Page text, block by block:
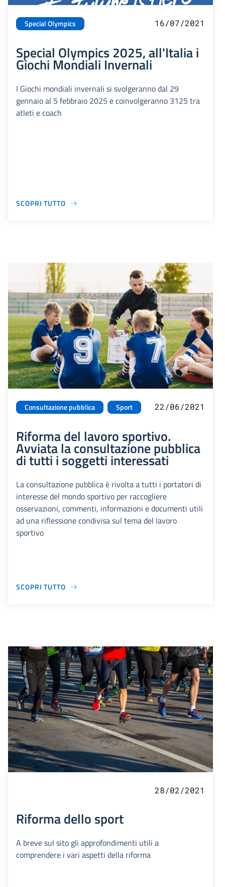
Special Olympics 16/07/2021
Special Olympics 2025, all'Italia i
Giochi Mondiali Invernali
I Giochi mondiali invernali si svolgeranno dal 29
gennaio al 5 febbraio 2025 e coinvolgeranno 3125 tra
atleti e coach
SCOPRI TUTTO
Consultazione pubblica Sport 22/06/2021
Riforma del lavoro sportivo.
Avviata la consultazione pubblica
di tutti i soggetti interessati
La consultazione pubblica è rivolta a tutti i portatori di
interesse del mondo sportivo per raccogliere
osservazioni, commenti, informazioni e documenti utili
ad una riflessione condivisa sul tema del lavoro
sportivo
SCOPRI TUTTO
28/02/2021
Riforma dello sport
A breve sul sito gli approfondimenti utili a
comprendere i vari aspetti della riforma